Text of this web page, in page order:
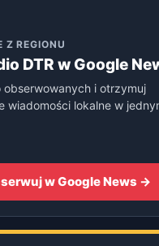
Z REGIONU
DTR w Google
obserwowanych i otrzymuj
wiadomości lokalne w
w Google News →